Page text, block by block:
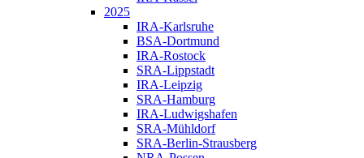
2025
IRA-Karlsruhe
BSA-Dortmund
IRA-Rostock
SRA-Lippstadt
IRA-Leipzig
SRA-Hamburg
IRA-Ludwigshafen
SRA-Mühldorf
SRA-Berlin-Strausberg